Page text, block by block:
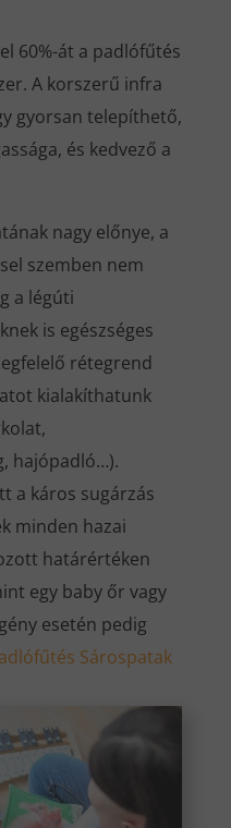
60%-át a padlófűtés
A korszerű infra
gyorsan telepíthető,
és kedvező a
nagy előnye, a
szemben nem
a légúti
is egészséges
rétegrend
kialakíthatunk
hajópadló…).
a káros sugárzás
minden hazai
határértéken
egy baby őr vagy
esetén pedig
Sárospatak